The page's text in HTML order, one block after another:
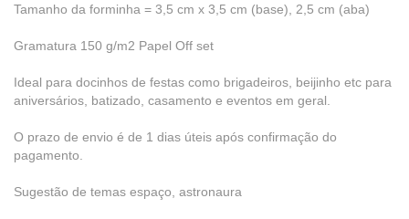
Tamanho da forminha = 3,5 cm x 3,5 cm (base), 2,5 cm (aba)
Gramatura 150 g/m2 Papel Off set
Ideal para docinhos de festas como brigadeiros, beijinho etc para
aniversários, batizado, casamento e eventos em geral.
O prazo de envio é de 1 dias úteis após confirmação do
pagamento.
Sugestão de temas espaço, astronaura